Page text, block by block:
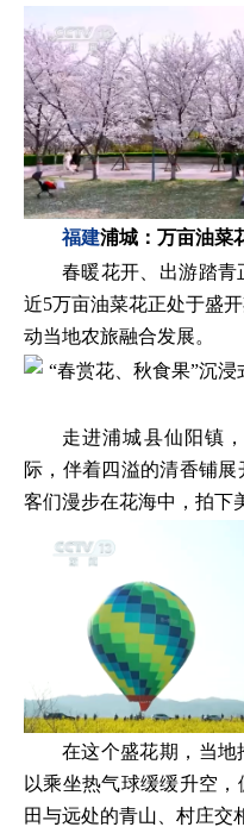
福建浦城：万亩油菜
春暖花开、出游踏青
近5万亩油菜花正处于盛
动当地农旅融合发展。
走进浦城县仙阳镇
际，伴着四溢的清香铺
客们漫步在花海中，拍下
在这个盛花期，当
以乘坐热气球缓缓升空
田与远处的青山、村庄交